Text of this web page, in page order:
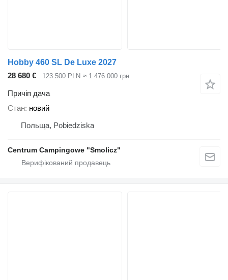
Hobby 460 SL De Luxe 2027
28 680 €
123 500 PLN ≈ 1 476 000 грн
Причіп дача
Стан новий
Польща, Pobiedziska
Centrum Campingowe "Smolicz"